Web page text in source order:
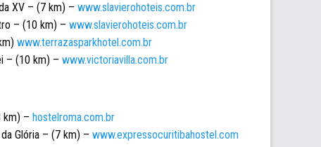
XV – (7 km) – www.slavierohoteis.com.br
– (10 km) – www.slavierohoteis.com.br
www.terrazasparkhotel.com.br
– (10 km) – www.victoriavilla.com.br
km) – hostelroma.com.br
Glória – (7 km) – www.expressocuritibahostel.com